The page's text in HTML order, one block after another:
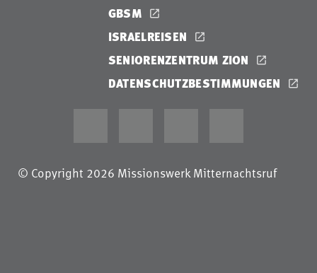
GBSM
ISRAELREISEN
SENIORENZENTRUM ZION
DATENSCHUTZBESTIMMUNGEN
© Copyright 2026 Missionswerk Mitternachtsruf